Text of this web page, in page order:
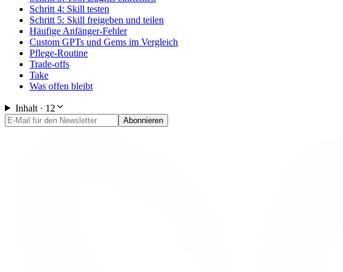
Schritt 4: Skill testen
Schritt 5: Skill freigeben und teilen
Häufige Anfänger-Fehler
Custom GPTs und Gems im Vergleich
Pflege-Routine
Trade-offs
Take
Was offen bleibt
Inhalt · 12
Abonnieren